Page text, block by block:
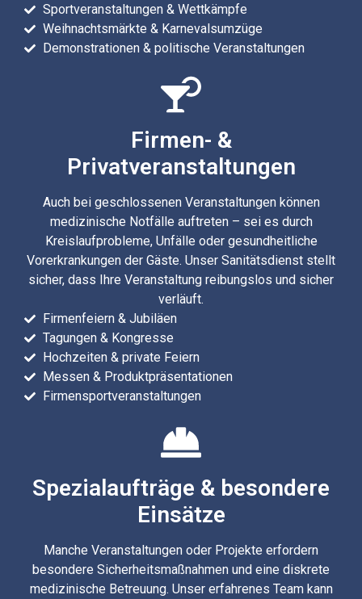
Sportveranstaltungen & Wettkämpfe
Weihnachtsmärkte & Karnevalsumzüge
Demonstrationen & politische Veranstaltungen
Firmen- &
Privatveranstaltungen
Auch bei geschlossenen Veranstaltungen können
medizinische Notfälle auftreten – sei es durch
Kreislaufprobleme, Unfälle oder gesundheitliche
Vorerkrankungen der Gäste. Unser Sanitätsdienst stellt
sicher, dass Ihre Veranstaltung reibungslos und sicher
verläuft.
Firmenfeiern & Jubiläen
Tagungen & Kongresse
Hochzeiten & private Feiern
Messen & Produktpräsentationen
Firmensportveranstaltungen
Spezialaufträge & besondere
Einsätze
Manche Veranstaltungen oder Projekte erfordern
besondere Sicherheitsmaßnahmen und eine diskrete
medizinische Betreuung. Unser erfahrenes Team kann